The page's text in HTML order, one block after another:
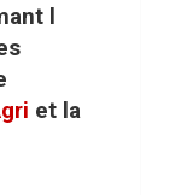
l
et la